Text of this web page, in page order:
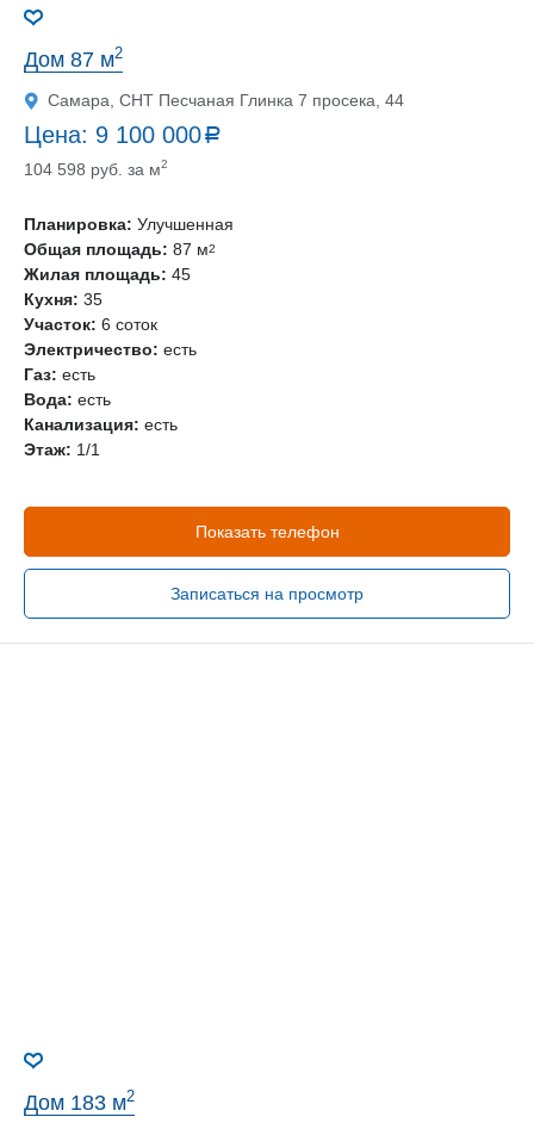
Дом 87 м2
Самара, СНТ Песчаная Глинка 7 просека, 44
Цена: 9 100 000 a
руб.
104 598 руб. за м2
Планировка: Улучшенная
Общая площадь: 87 м2
Жилая площадь: 45
Кухня: 35
Участок: 6 соток
Электричество: есть
Газ: есть
Вода: есть
Канализация: есть
Этаж: 1/1
Показать телефон
Записаться на просмотр
Дом 183 м2